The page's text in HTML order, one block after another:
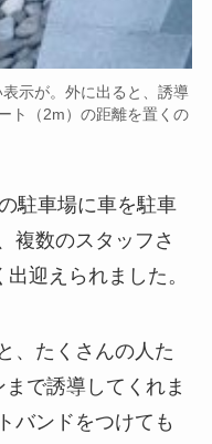
示が。外に出ると、誘導
ト（2m）の距離を置くの
駐車場に車を駐車
複数のスタッフさ
迎えられました。
、たくさんの人た
で誘導してくれま
バンドをつけても